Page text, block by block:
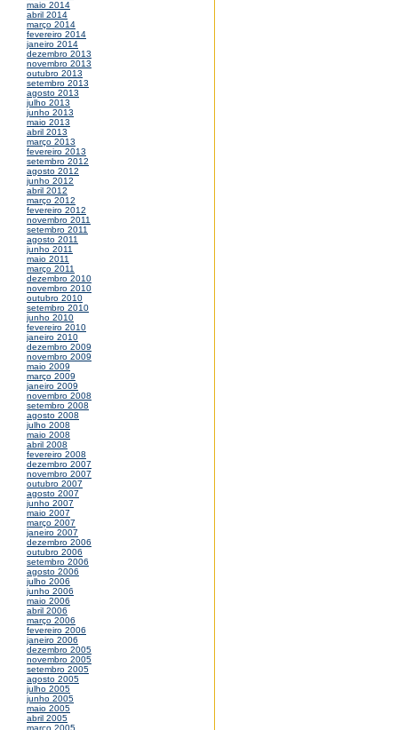
maio 2014
abril 2014
março 2014
fevereiro 2014
janeiro 2014
dezembro 2013
novembro 2013
outubro 2013
setembro 2013
agosto 2013
julho 2013
junho 2013
maio 2013
abril 2013
março 2013
fevereiro 2013
setembro 2012
agosto 2012
junho 2012
abril 2012
março 2012
fevereiro 2012
novembro 2011
setembro 2011
agosto 2011
junho 2011
maio 2011
março 2011
dezembro 2010
novembro 2010
outubro 2010
setembro 2010
junho 2010
fevereiro 2010
janeiro 2010
dezembro 2009
novembro 2009
maio 2009
março 2009
janeiro 2009
novembro 2008
setembro 2008
agosto 2008
julho 2008
maio 2008
abril 2008
fevereiro 2008
dezembro 2007
novembro 2007
outubro 2007
agosto 2007
junho 2007
maio 2007
março 2007
janeiro 2007
dezembro 2006
outubro 2006
setembro 2006
agosto 2006
julho 2006
junho 2006
maio 2006
abril 2006
março 2006
fevereiro 2006
janeiro 2006
dezembro 2005
novembro 2005
setembro 2005
agosto 2005
julho 2005
junho 2005
maio 2005
abril 2005